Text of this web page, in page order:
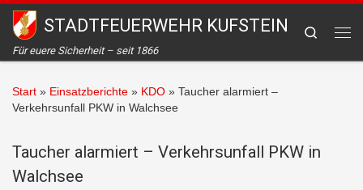
Zum Inhalt springen
STADTFEUERWEHR KUFSTEIN
Für euere Sicherheit – seit 1866
Search
Start » Einsatzberichte » KDO » Taucher alarmiert –
Verkehrsunfall PKW in Walchsee
Taucher alarmiert – Verkehrsunfall PKW in
Walchsee